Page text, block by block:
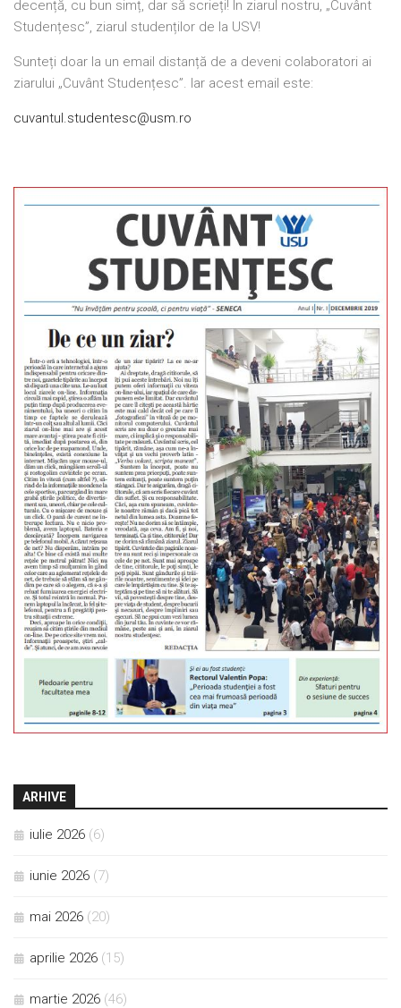
decență, cu bun simț, dar să scrieți! În ziarul nostru, „Cuvânt
Studențesc”, ziarul studenților de la USV!
Sunteți doar la un email distanță de a deveni colaboratori ai
ziarului „Cuvânt Studențesc”. Iar acest email este:
cuvantul.studentesc@usm.ro
ARHIVE
iulie 2026 (6)
iunie 2026 (7)
mai 2026 (20)
aprilie 2026 (15)
martie 2026 (46)